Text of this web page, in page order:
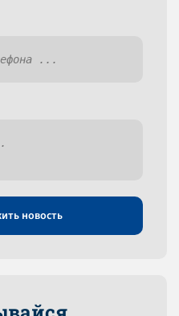
новость